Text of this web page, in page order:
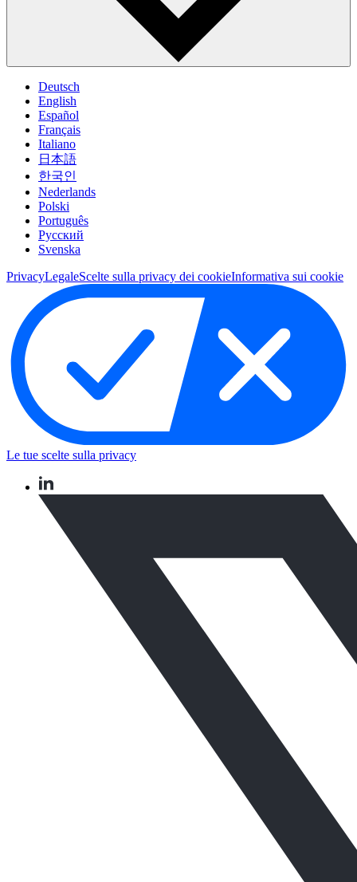
Deutsch
English
Español
Français
Italiano
日本語
한국인
Nederlands
Polski
Português
Pусский
Svenska
PrivacyLegaleScelte sulla privacy dei cookieInformativa sui cookie
Le tue scelte sulla privacy